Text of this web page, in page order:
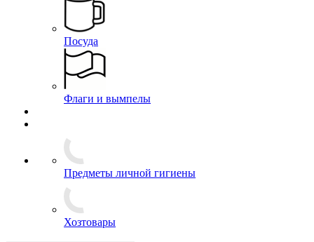
Посуда
Флаги и вымпелы
Предметы личной гигиены
Хозтовары